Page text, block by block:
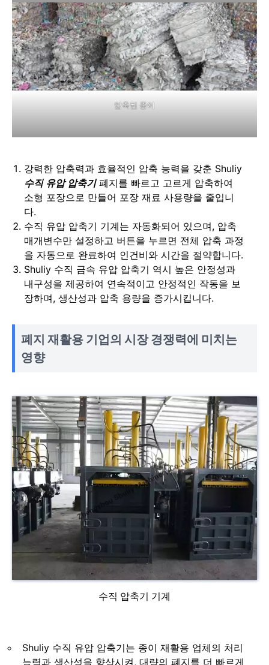
압축된 종이
강력한 압축력과 효율적인 압축 능력을 갖춘 Shuliy
수직 유압 압축기폐지를 빠르고 고르게 압축하여
소형 포장으로 만들어 포장 재료 사용량을 줄입니
다.
수직 유압 압축기 기계는 자동화되어 있으며, 압축
매개변수만 설정하고 버튼을 누르면 전체 압축 과정
을 자동으로 완료하여 인건비와 시간을 절약합니다.
Shuliy 수직 금속 유압 압축기 역시 높은 안정성과
내구성을 제공하여 연속적이고 안정적인 작동을 보
장하며, 생산성과 압축 용량을 증가시킵니다.
폐지 재활용 기업의 시장 경쟁력에 미치는
영향
수직 압축기 기계
Shuliy 수직 유압 압축기는 종이 재활용 업체의 처리
능력과 생산성을 향상시켜, 대량의 폐지를 더 빠르게